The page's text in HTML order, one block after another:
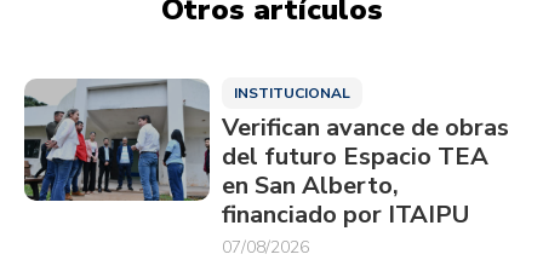
Otros artículos
INSTITUCIONAL
Verifican avance de obras
del futuro Espacio TEA
en San Alberto,
financiado por ITAIPU
07/08/2026